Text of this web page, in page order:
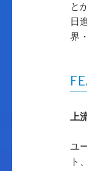
と
日
界
上
ユ
ト